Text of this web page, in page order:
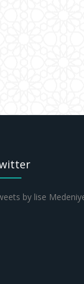
by lise